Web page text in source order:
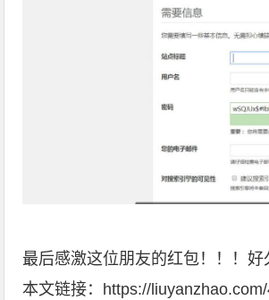
最后感激这位朋友的红包！！！好
本文链接：https://